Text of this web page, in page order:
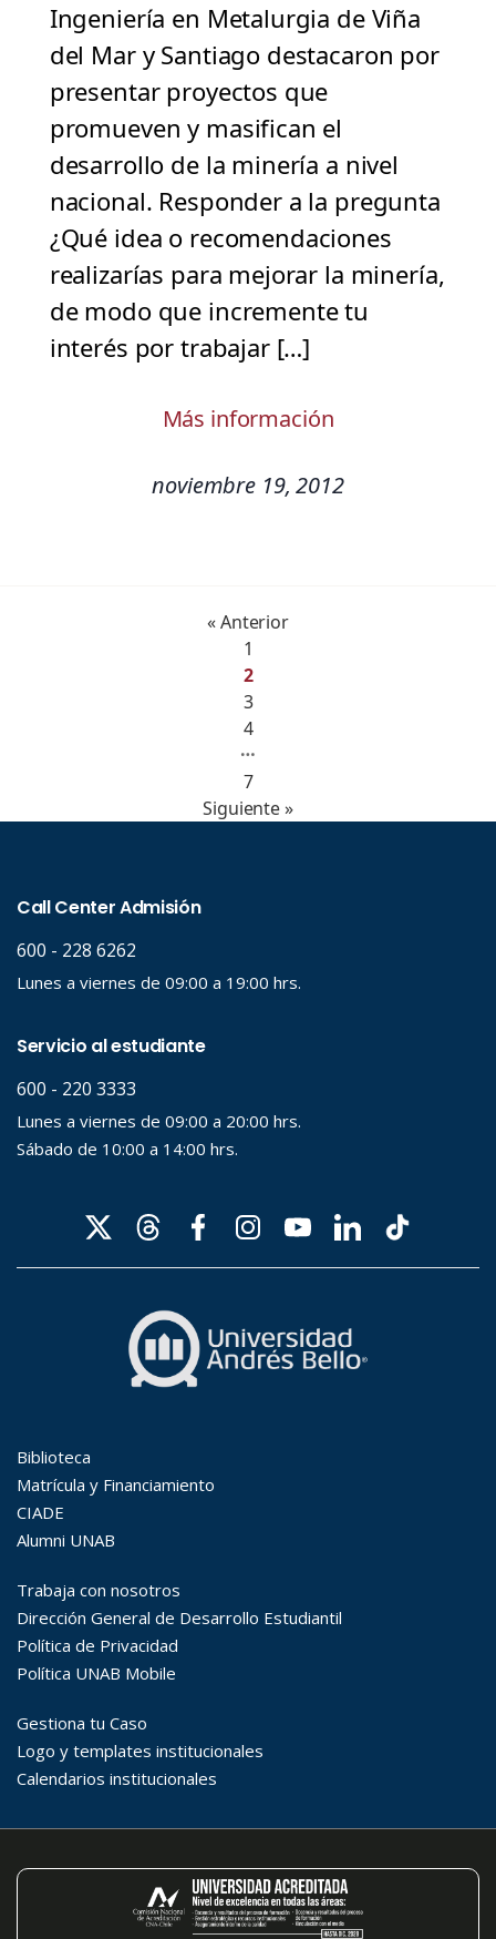
Ingeniería en Metalurgia de Viña
del Mar y Santiago destacaron por
presentar proyectos que
promueven y masifican el
desarrollo de la minería a nivel
nacional. Responder a la pregunta
¿Qué idea o recomendaciones
realizarías para mejorar la minería,
de modo que incremente tu
interés por trabajar […]
Más información
noviembre 19, 2012
« Anterior
1
2
3
4
…
7
Siguiente »